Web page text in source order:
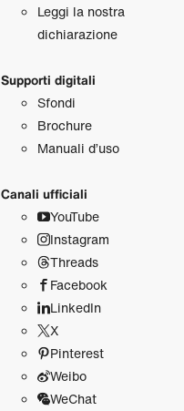
Leggi la nostra
dichiarazione
Supporti digitali
Sfondi
Brochure
Manuali d’uso
Canali ufficiali
YouTube
Instagram
Threads
Facebook
LinkedIn
X
Pinterest
Weibo
WeChat